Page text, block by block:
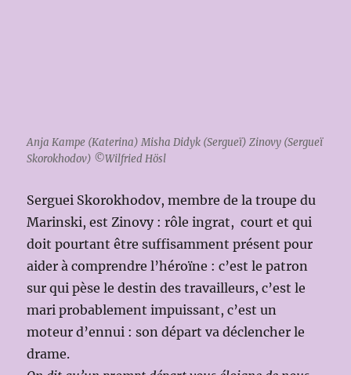
Anja Kampe (Katerina) Misha Didyk (Sergueï) Zinovy (Sergueï
Skorokhodov) ©Wilfried Hösl
Serguei Skorokhodov, membre de la troupe du
Marinski, est Zinovy : rôle ingrat, court et qui
doit pourtant être suffisamment présent pour
aider à comprendre l’héroïne : c’est le patron
sur qui pèse le destin des travailleurs, c’est le
mari probablement impuissant, c’est un
moteur d’ennui : son départ va déclencher le
drame.